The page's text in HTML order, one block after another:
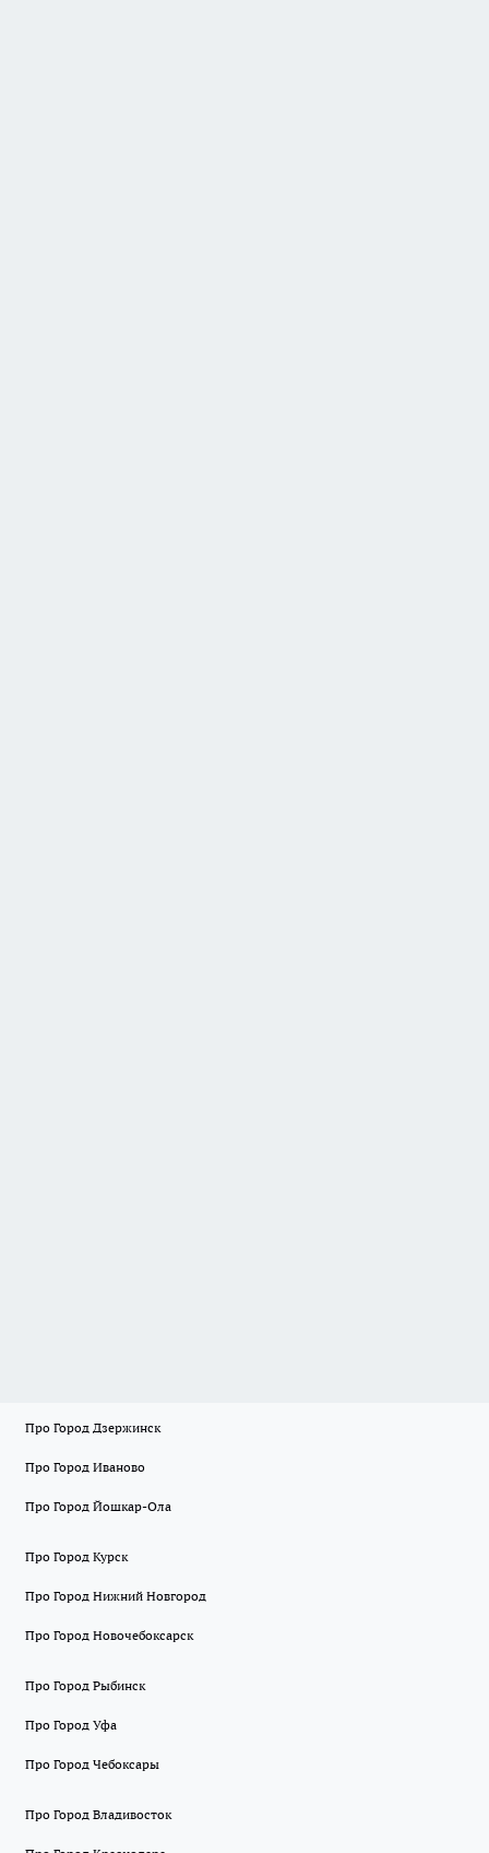
Про Город Дзержинск
Про Город Иваново
Про Город Йошкар-Ола
Про Город Курск
Про Город Нижний Новгород
Про Город Новочебоксарск
Про Город Рыбинск
Про Город Уфа
Про Город Чебоксары
Про Город Владивосток